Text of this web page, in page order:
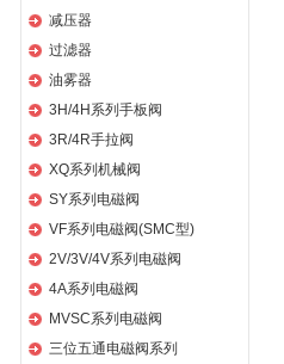
减压器
过滤器
油雾器
3H/4H系列手板阀
3R/4R手拉阀
XQ系列机械阀
SY系列电磁阀
VF系列电磁阀(SMC型)
2V/3V/4V系列电磁阀
4A系列电磁阀
MVSC系列电磁阀
三位五通电磁阀系列